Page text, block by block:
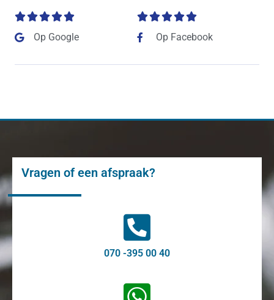

Op Google

Op Facebook
Vragen of een afspraak?
070 -395 00 40